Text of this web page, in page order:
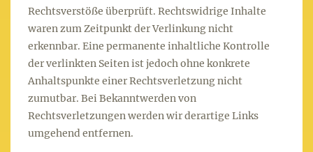
Rechtsverstöße überprüft. Rechtswidrige Inhalte
waren zum Zeitpunkt der Verlinkung nicht
erkennbar. Eine permanente inhaltliche Kontrolle
der verlinkten Seiten ist jedoch ohne konkrete
Anhaltspunkte einer Rechtsverletzung nicht
zumutbar. Bei Bekanntwerden von
Rechtsverletzungen werden wir derartige Links
umgehend entfernen.